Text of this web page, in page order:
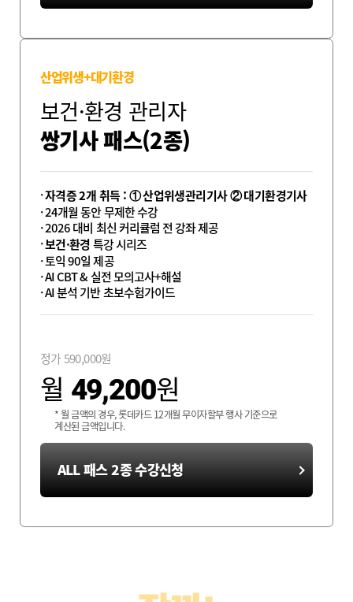
산업위생+대기환경
보건·환경 관리자
쌍기사 패스(2종)
24개월 동안 무제한 수강
자격증 2개 취득 : ① 산업위생관리기사 ② 대기환경기사
2026 대비 최신 커리큘럼 전 강좌 제공
보건·환경특강 시리즈
토익 90일 제공
AI CBT & 실전 모의고사+해설
AI 분석 기반 초보수험가이드
정가590,000원
월 49,200원
* 월 금액의 경우, 롯데카드 12개월 무이자할부 행사 기준으로
계산된 금액입니다.
ALL 패스 2종 수강신청